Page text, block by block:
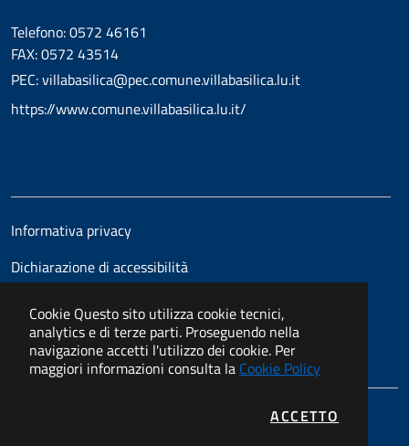
Cookie Questo sito utilizza cookie tecnici,
analytics e di terze parti. Proseguendo nella
navigazione accetti l'utilizzo dei cookie. Per
maggiori informazioni consulta la Cookie Policy
ACCETTO
Telefono: 0572 46161
FAX: 0572 43514
PEC: villabasilica@pec.comune.villabasilica.lu.it
https://www.comune.villabasilica.lu.it/
Informativa privacy
Dichiarazione di accessibilità